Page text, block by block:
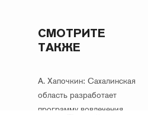
СМОТРИТЕ
ТАКЖЕ
А. Хапочкин: Сахалинская
область разработает
программу вовлечения